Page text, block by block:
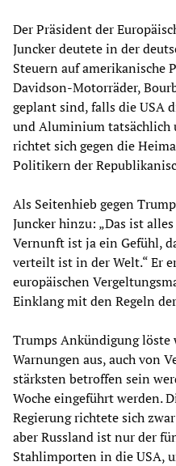
Der Präsident der
Juncker deutete in der
Steuern auf amerikanische
Davidson-Motorräder,
geplant sind, falls die USA
und Aluminium tatsächlich
richtet sich gegen die
Politikern der
Als Seitenhieb gegen
Juncker hinzu: „Das ist
Vernunft ist ja ein Gefühl,
verteilt ist in der Welt.“ Er
europäischen
Einklang mit den Regeln
Trumps Ankündigung
Warnungen aus, auch von
stärksten betroffen sein
Woche eingeführt werden.
Regierung richtete sich
aber Russland ist nur der
Stahlimporten in die USA,